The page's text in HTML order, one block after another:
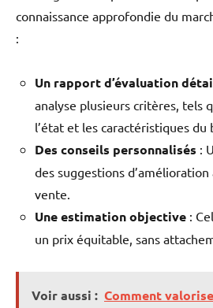
connaissance approfondie du
:
Un rapport d’évaluation
analyse plusieurs critères, tels
l’état et les caractéristiques du
Des conseils personnalisés :
des suggestions
vente.
Une estimation objective :
un prix équitable, sans
Voir aussi : Comment